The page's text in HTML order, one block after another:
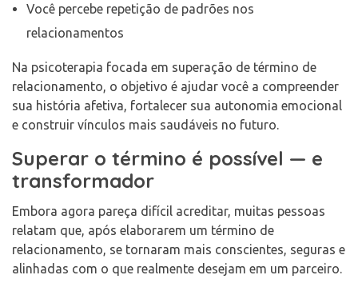
Você percebe repetição de padrões nos
relacionamentos
Na psicoterapia focada em superação de término de
relacionamento, o objetivo é ajudar você a compreender
sua história afetiva, fortalecer sua autonomia emocional
e construir vínculos mais saudáveis no futuro.
Superar o término é possível — e
transformador
Embora agora pareça difícil acreditar, muitas pessoas
relatam que, após elaborarem um término de
relacionamento, se tornaram mais conscientes, seguras e
alinhadas com o que realmente desejam em um parceiro.